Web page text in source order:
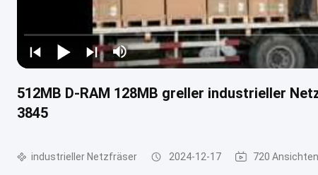
512MB D-RAM 128MB greller industrieller
3845
industrieller Netzfräser 2024-12-17 720 Ansichten